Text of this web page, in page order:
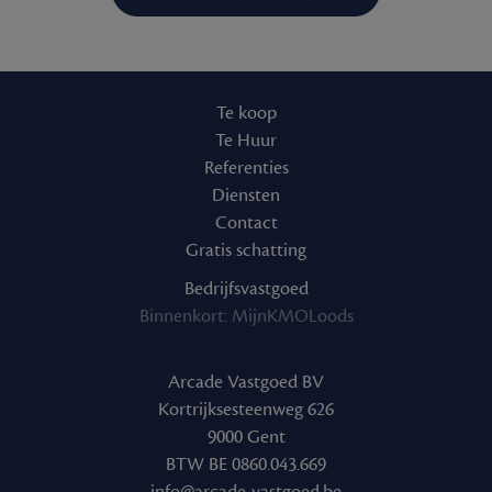
Te koop
Te Huur
Referenties
Diensten
Contact
Gratis schatting
Bedrijfsvastgoed
Binnenkort: MijnKMOLoods
Arcade Vastgoed BV
Kortrijksesteenweg 626
9000 Gent
BTW BE 0860.043.669